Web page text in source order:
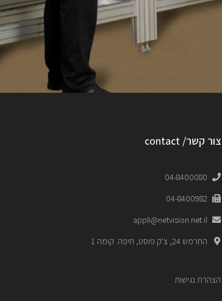
צור קשר/ contact
04-8400080
04-8400982
appli@netvision.net.il
החרמש 24, צ'ק פוסט, חיפה. קומה 1
הצהרת נגישות